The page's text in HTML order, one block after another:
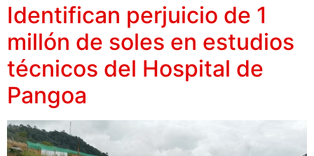
Identifican perjuicio de 1
millón de soles en estudios
técnicos del Hospital de
Pangoa